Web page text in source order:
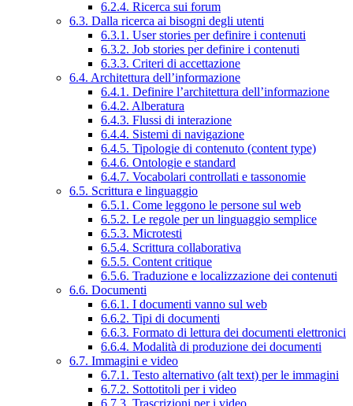
6.2.4. Ricerca sui forum
6.3. Dalla ricerca ai bisogni degli utenti
6.3.1. User stories per definire i contenuti
6.3.2. Job stories per definire i contenuti
6.3.3. Criteri di accettazione
6.4. Architettura dell’informazione
6.4.1. Definire l’architettura dell’informazione
6.4.2. Alberatura
6.4.3. Flussi di interazione
6.4.4. Sistemi di navigazione
6.4.5. Tipologie di contenuto (content type)
6.4.6. Ontologie e standard
6.4.7. Vocabolari controllati e tassonomie
6.5. Scrittura e linguaggio
6.5.1. Come leggono le persone sul web
6.5.2. Le regole per un linguaggio semplice
6.5.3. Microtesti
6.5.4. Scrittura collaborativa
6.5.5. Content critique
6.5.6. Traduzione e localizzazione dei contenuti
6.6. Documenti
6.6.1. I documenti vanno sul web
6.6.2. Tipi di documenti
6.6.3. Formato di lettura dei documenti elettronici
6.6.4. Modalità di produzione dei documenti
6.7. Immagini e video
6.7.1. Testo alternativo (alt text) per le immagini
6.7.2. Sottotitoli per i video
6.7.3. Trascrizioni per i video